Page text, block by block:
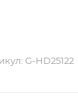
G-HD25122